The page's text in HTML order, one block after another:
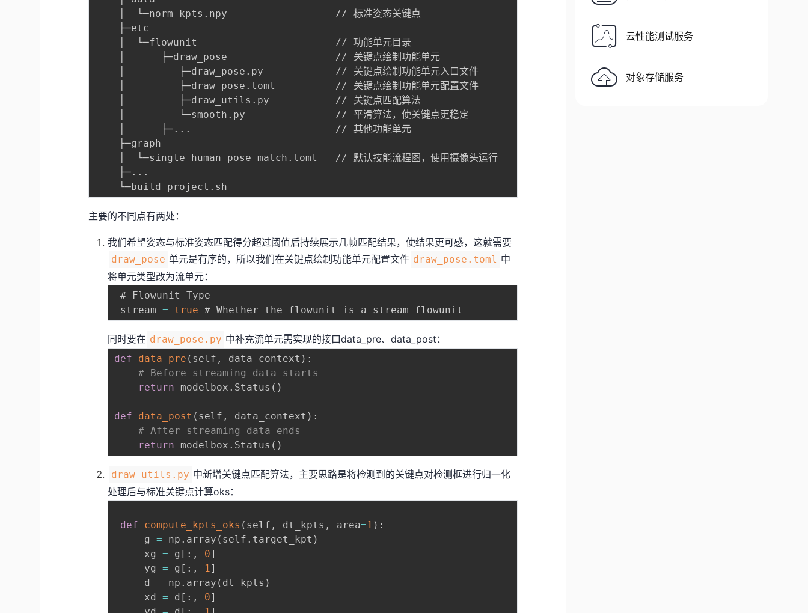
    │  └─norm_kpts.npy                  // 标准姿态关键点
    ├─etc
    │  └─flowunit                       // 功能单元目录
    │      ├─draw_pose                  // 关键点绘制功能单元
    │         ├─draw_pose.py            // 关键点绘制功能单元入口文件
    │         ├─draw_pose.toml          // 关键点绘制功能单元配置文件
    │         ├─draw_utils.py           // 关键点匹配算法
    │         └─smooth.py               // 平滑算法，使关键点更稳定
    │      ├─
.. .                        // 其他功能单元
    ├─graph
    │  └─single_human_pose_match.toml   // 默认技能流程图，使用摄像头运行
    ├─
.. .
主要的不同点有两处：
我们希望姿态与标准姿态匹配得分超过阈值后持续展示几帧匹配结果，使结果更可感，这就需要
draw_pose 单元是有序的，所以我们在关键点绘制功能单元配置文件 draw_pose.toml 中
将单元类型改为流单元：
# Flowunit Type
stream = true
同时要在 draw_pose.py 中补充流单元需实现的接口data_pre、data_post：
def data_pre ( self , data_context ) :
# Before streaming data starts
return modelbox . Status ( )
def data_post ( self , data_context ) :
# After streaming data ends
return modelbox . Status ( )
draw_utils.py 中新增关键点匹配算法，主要思路是将检测到的关键点对检测框进行归一化
处理后与标准关键点计算oks：
def compute_kpts_oks ( self , dt_kpts , area=1 ) :
     g
= np . array ( self . target_kpt )
     xg
= g [ : , 0]
     yg
= g [ : , 1 ]
     d
= np . array ( dt_kpts )
     xd
= d [ : , 0]
云性能测试服务
对象存储服务